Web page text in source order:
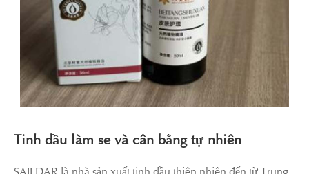
Tinh dầu làm se và cân bằng tự nhiên